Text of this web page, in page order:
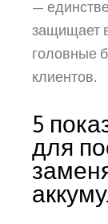
—
защищает
головные
клиентов.
5
для